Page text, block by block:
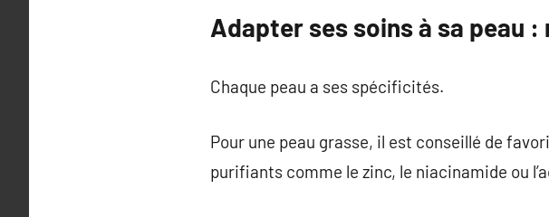
Adapter ses soins à sa peau
Chaque peau a ses spécificités.
Pour une peau grasse, il est conseillé de
purifiants comme le zinc, le niacinamide ou